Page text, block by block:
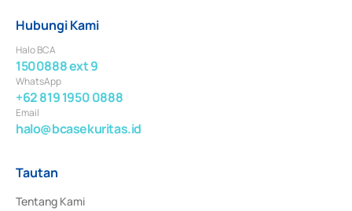
Hubungi Kami
Halo BCA
1500888 ext 9
WhatsApp
+62 819 1950 0888
Email
halo@bcasekuritas.id
Tautan
Tentang Kami